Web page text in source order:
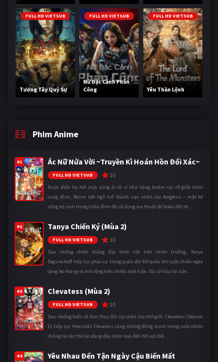
FULL HD VIETSUB
Tương Tây Quỷ Sự
FULL HD VIETSUB
Nữ Đặc Cảnh Phản
Công
FULL HD VIETSUB
Yêu Thần Lệnh
Phim Anime
#1 Ác Nữ Nửa Vời ~Truyền Kì Hoán Hồn Đổi Xác~
FULL HD VIETSUB 10
Được điện hạ hết mực sủng ái và ví như nàng bướm rực rỡ giữa chốn
cung đình, Reirin bất ngờ trở thành nạn nhân của Keigetsu – một kẻ
sống ký sinh trong triều đình đã sử dụng ma thuật để hoán đổi th ...
#2 Tanya Chiến Ký (Mùa 2)
FULL HD VIETSUB 10
Sau những chiến thắng đầy khốc liệt trên chiến trường, Tanya
Degurechaff tiếp tục phục vụ trong quân đội Đế quốc khi cuộc chiến ngày
càng leo thang và mở rộng trên nhiều mặt trận. Dù sở hữu tài năn ...
#3 Clevatess (Mùa 2)
FULL HD VIETSUB 10
Sau những biến cố làm thay đổi cục diện của thế giới, Clevatess (Season
2) tiếp tục theo chân Clevatess cùng những đồng minh trong cuộc chiến
chống lại các thế lực đang đẩy nhân loại đến bờ vực diệ ...
#4 Yêu Nhau Đến Tận Ngày Cậu Biến Mất